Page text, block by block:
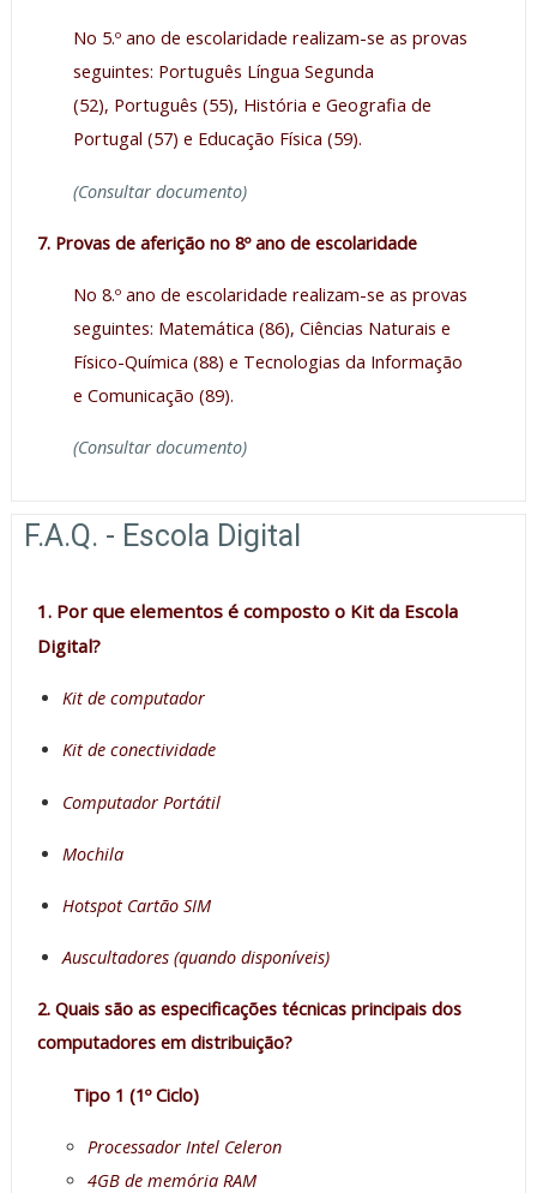
No 5.º ano de escolaridade realizam-se as provas
seguintes: Português Língua Segunda
(52), Português (55), História e Geografia de
Portugal (57) e Educação Física (59).
(Consultar documento)
7. Provas de aferição no 8º ano de escolaridade
No 8.º ano de escolaridade realizam-se as provas
seguintes: Matemática (86), Ciências Naturais e
Físico-Química (88) e Tecnologias da Informação
e Comunicação (89).
(Consultar documento)
F.A.Q. - Escola Digital
1. Por que elementos é composto o Kit da Escola
Digital?
Kit de computador
Kit de conectividade
Computador Portátil
Mochila
Hotspot Cartão SIM
Auscultadores (quando disponíveis)
2. Quais são as especificações técnicas principais dos
computadores em distribuição?
Tipo 1 (1º Ciclo)
Processador Intel Celeron
4GB de memória RAM